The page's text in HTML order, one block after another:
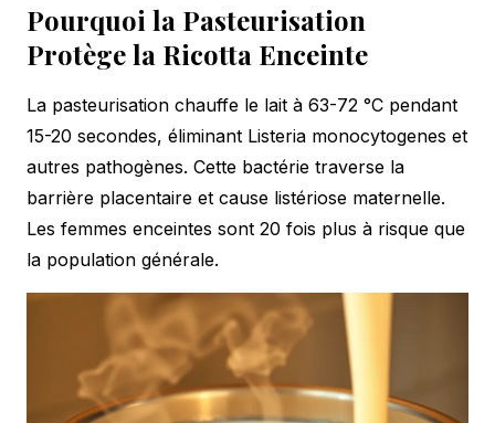
Pourquoi la Pasteurisation
Protège la Ricotta Enceinte
La pasteurisation chauffe le lait à 63-72 °C pendant
15-20 secondes, éliminant Listeria monocytogenes et
autres pathogènes. Cette bactérie traverse la
barrière placentaire et cause listériose maternelle.
Les femmes enceintes sont 20 fois plus à risque que
la population générale.